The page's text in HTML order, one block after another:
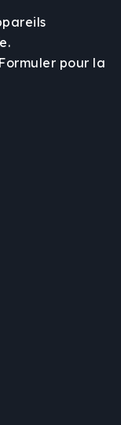
pour la